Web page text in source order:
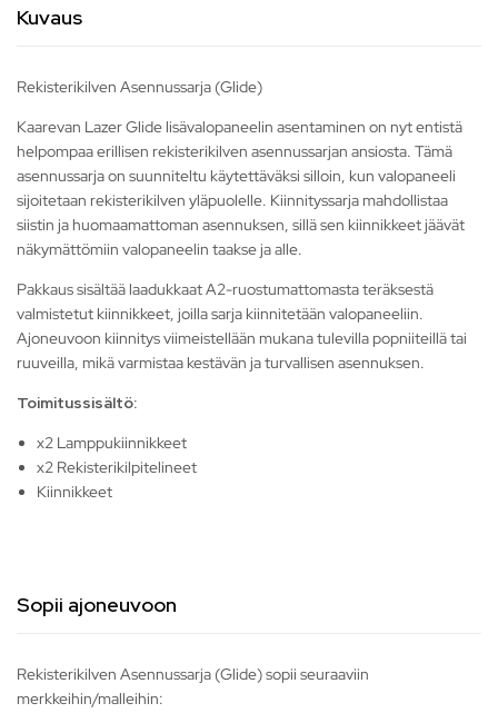
Kuvaus
Rekisterikilven Asennussarja (Glide)
Kaarevan Lazer Glide lisävalopaneelin asentaminen on nyt entistä
helpompaa erillisen rekisterikilven asennussarjan ansiosta. Tämä
asennussarja on suunniteltu käytettäväksi silloin, kun valopaneeli
sijoitetaan rekisterikilven yläpuolelle. Kiinnityssarja mahdollistaa
siistin ja huomaamattoman asennuksen, sillä sen kiinnikkeet jäävät
näkymättömiin valopaneelin taakse ja alle.
Pakkaus sisältää laadukkaat A2-ruostumattomasta teräksestä
valmistetut kiinnikkeet, joilla sarja kiinnitetään valopaneeliin.
Ajoneuvoon kiinnitys viimeistellään mukana tulevilla popniiteillä tai
ruuveilla, mikä varmistaa kestävän ja turvallisen asennuksen.
Toimitussisältö:
x2 Lamppukiinnikkeet
x2 Rekisterikilpitelineet
Kiinnikkeet
Sopii ajoneuvoon
Rekisterikilven Asennussarja (Glide) sopii seuraaviin
merkkeihin/malleihin: